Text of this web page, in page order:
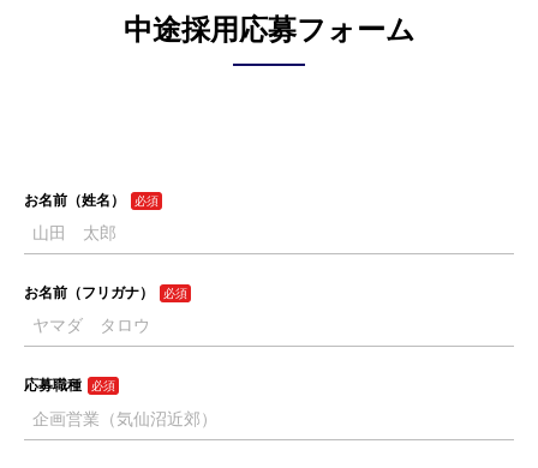
中途採用応募フォーム